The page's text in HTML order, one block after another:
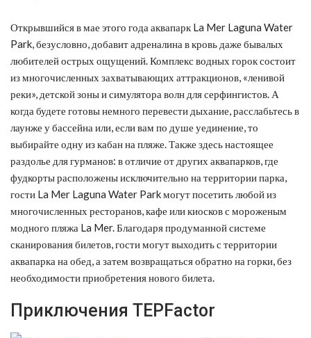
Открывшийся в мае этого года аквапарк La Mer Laguna Water
Park, безусловно, добавит адреналина в кровь даже бывалых
любителей острых ощущений. Комплекс водных горок состоит
из многочисленных захватывающих аттракционов, «ленивой
реки», детской зоны и симулятора волн для серфингистов. А
когда будете готовы немного перевести дыхание, расслабьтесь в
лаунже у бассейна или, если вам по душе уединение, то
выбирайте одну из кабан на пляже. Также здесь настоящее
раздолье для гурманов: в отличие от других аквапарков, где
фудкорты расположены исключительно на территории парка,
гости La Mer Laguna Water Park могут посетить любой из
многочисленных ресторанов, кафе или киосков с мороженым
модного пляжа La Mer. Благодаря продуманной системе
сканирования билетов, гости могут выходить с территории
аквапарка на обед, а затем возвращаться обратно на горки, без
необходимости приобретения нового билета.
Приключения TEPFactor